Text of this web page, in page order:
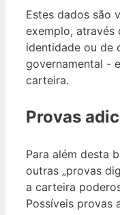
Estes dados são
exemplo, através
identidade ou de
governamental -
carteira.
Provas
Para além desta
outras „provas
a carteira
Possíveis provas